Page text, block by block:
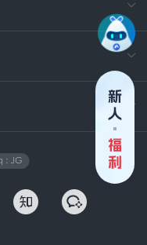
技
安
企